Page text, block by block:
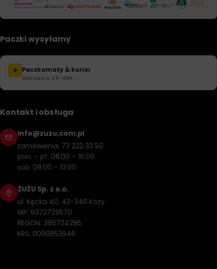
Paczki wysyłamy
P Paczkomaty & kurier
Dostawa w 24–48h
Kontakt i obsługa
info@zuzu.com.pl
zamówienia: 73 222 33 50
pon. – pt. 08:00 – 16:00
sob. 08:00 – 13:00
ŻUŻU Sp. z o.o.
ul. Kęcka 40, 43-340 Kozy
NIP: 9372729570
REGON: 386724285
KRS: 0000853946